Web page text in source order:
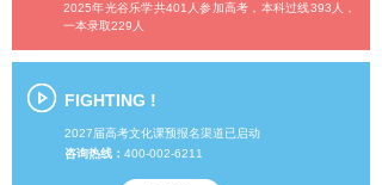
新闻资讯
联系我们
2025年光谷乐学共401人参加高考，本科过线393人，
一本录取229人
FIGHTING !
2027届高考文化课预报名渠道已启动
咨询热线： 400-002-6211